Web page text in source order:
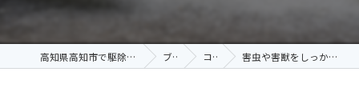
高知県高知市で駆除なら有限会社黒潮消毒 ブログ コラム 害虫や害獣をしっかり駆除！夜間対応もOK